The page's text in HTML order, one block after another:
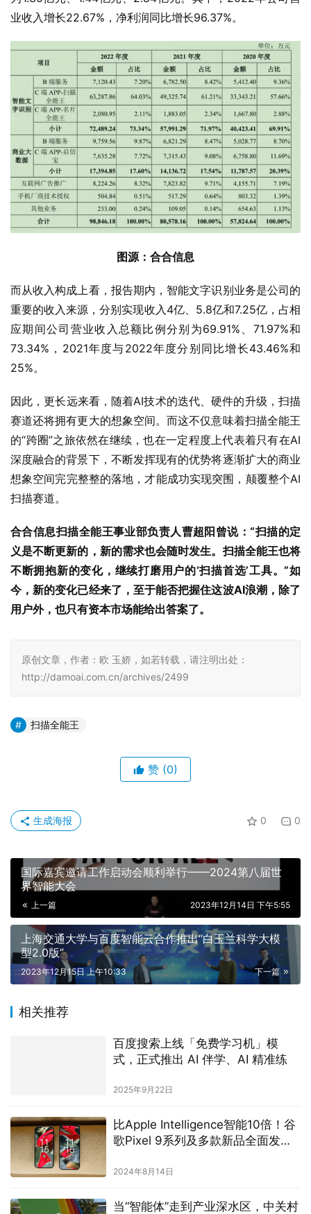
业收入增长22.67%，净利润同比增长96.37%。
图源：合合信息
而从收入构成上看，报告期内，智能文字识别业务是公司的
重要的收入来源，分别实现收入4亿、5.8亿和7.25亿，占相
应期间公司营业收入总额比例分别为69.91%、71.97%和
73.34%，2021年度与2022年度分别同比增长43.46%和
25%。
因此，更长远来看，随着AI技术的迭代、硬件的升级，扫描
赛道还将拥有更大的想象空间。而这不仅意味着扫描全能王
的“跨圈”之旅依然在继续，也在一定程度上代表着只有在AI
深度融合的背景下，不断发挥现有的优势将逐渐扩大的商业
想象空间完完整整的落地，才能成功实现突围，颠覆整个AI
扫描赛道。
合合信息扫描全能王事业部负责人曹超阳曾说：“扫描的定
义是不断更新的，新的需求也会随时发生。扫描全能王也将
不断拥抱新的变化，继续打磨用户的‘扫描首选’工具。”如
今，新的变化已经来了，至于能否把握住这波AI浪潮，除了
用户外，也只有资本市场能给出答案了。
原创文章，作者：欧 玉娇，如若转载，请注明出处：
http://damoai.com.cn/archives/2499
扫描全能王
赞 (0)
0 0
生成海报
国际嘉宾邀请工作启动会顺利举行——2024第八届世
界智能大会
上一篇 2023年12月14日 下午5:55
上海交通大学与百度智能云合作推出“白玉兰科学大模
型2.0版”
下一篇
2023年12月15日 上午10:33
相关推荐
百度搜索上线「免费学习机」模
式，正式推出 AI 伴学、AI 精准练
2025年9月22日
比Apple Intelligence智能10倍！谷
歌Pixel 9系列及多款新品全面发
2024年8月14日
当“智能体”走到产业深水区，中关村